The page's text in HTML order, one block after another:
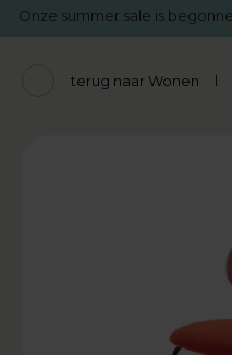
Onze summer sale is
terug naar Wonen